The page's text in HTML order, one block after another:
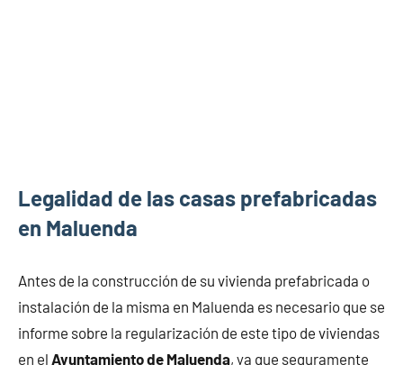
Legalidad de las casas prefabricadas
en Maluenda
Antes de la construcción de su vivienda prefabricada o
instalación de la misma en Maluenda es necesario que se
informe sobre la regularización de este tipo de viviendas
en el Ayuntamiento de Maluenda, ya que seguramente